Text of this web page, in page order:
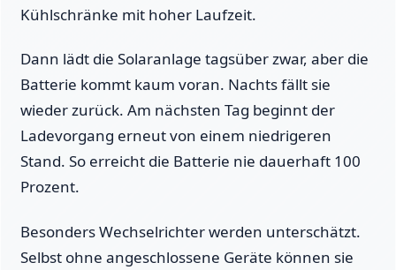
Kühlschränke mit hoher Laufzeit.
Dann lädt die Solaranlage tagsüber zwar, aber die
Batterie kommt kaum voran. Nachts fällt sie
wieder zurück. Am nächsten Tag beginnt der
Ladevorgang erneut von einem niedrigeren
Stand. So erreicht die Batterie nie dauerhaft 100
Prozent.
Besonders Wechselrichter werden unterschätzt.
Selbst ohne angeschlossene Geräte können sie